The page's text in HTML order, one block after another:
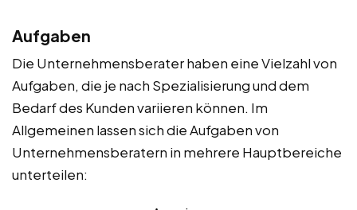
Aufgaben
Die Unternehmensberater haben eine Vielzahl von
Aufgaben, die je nach Spezialisierung und dem
Bedarf des Kunden variieren können. Im
Allgemeinen lassen sich die Aufgaben von
Unternehmensberatern in mehrere Hauptbereiche
unterteilen: